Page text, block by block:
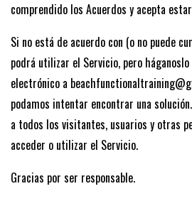
comprendido los Acuerdos y acepta
Si no está de acuerdo con (o no puede
podrá utilizar el Servicio, pero
electrónico a
podamos intentar encontrar una
a todos los visitantes, usuarios y otras
acceder o utilizar el Servicio.
Gracias por ser responsable.